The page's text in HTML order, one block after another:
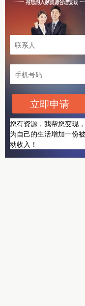
立即申请
您有资源，我帮您变现，
为自己的生活增加一份被
动收入！